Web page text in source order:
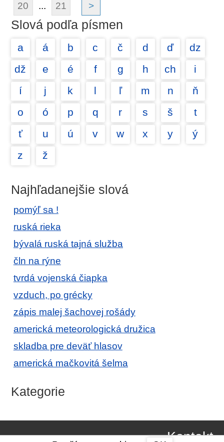
20 ... 21 >
Slová podľa písmen
a á b c č d ď
dz
dž
e é f g h ch
i
í
j k l ľ m n
ň
o
ó p q r s š
t
ť
u ú v w x y
ý
z
ž
Najhľadanejšie slová
pomýľ sa !
ruská rieka
bývalá ruská tajná služba
čln na rýne
tvrdá vojenská čiapka
vzduch, po grécky
zápis malej šachovej rošády
americká meteorologická družica
skladba pre deväť hlasov
americká mačkovitá šelma
Kategorie
Kontakt